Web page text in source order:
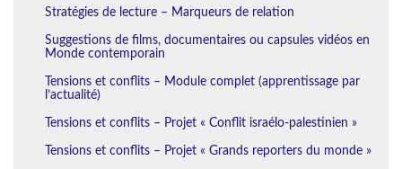
Stratégies de lecture – Marqueurs de relation
Suggestions de films, documentaires ou capsules vidéos en
Monde contemporain
Tensions et conflits – Module complet (apprentissage par
l’actualité)
Tensions et conflits – Projet « Conflit israélo-palestinien »
Tensions et conflits – Projet « Grands reporters du monde »